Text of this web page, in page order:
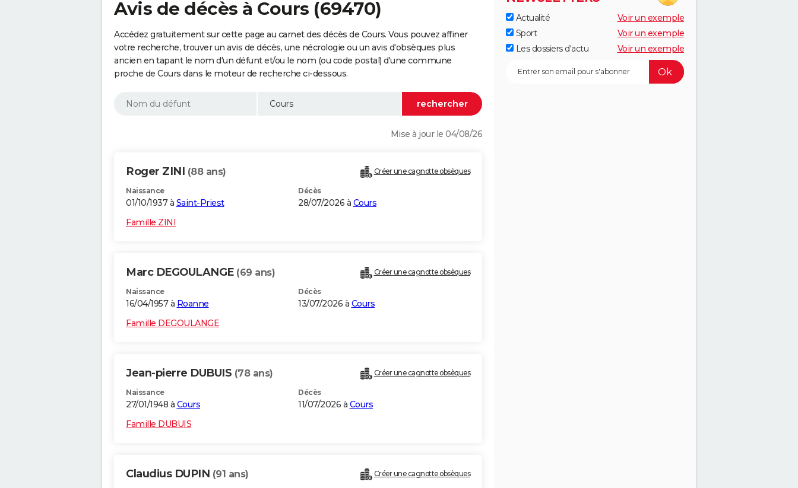
Avis de décès à Cours (69470)
Accédez gratuitement sur cette page au carnet des décès de Cours. Vous pouvez affiner
votre recherche, trouver un avis de décès, une nécrologie ou un avis d'obsèques plus
ancien en tapant le nom d'un défunt et/ou le nom (ou code postal) d'une commune
proche de Cours dans le moteur de recherche ci-dessous.
Mise à jour le 04/08/26
Roger ZINI (88 ans) Créer une cagnotte obsèques
Naissance
01/10/1937 à Saint-Priest
Décès
28/07/2026 à Cours
Famille ZINI
Marc DEGOULANGE (69 ans) Créer une cagnotte obsèques
Naissance
16/04/1957 à Roanne
Décès
13/07/2026 à Cours
Famille DEGOULANGE
Jean-pierre DUBUIS (78 ans) Créer une cagnotte obsèques
Naissance
27/01/1948 à Cours
Décès
11/07/2026 à Cours
Famille DUBUIS
Claudius DUPIN (91 ans) Créer une cagnotte obsèques
Actualité
Voir un exemple
Sport
Voir un exemple
Les dossiers d'actu
Voir un exemple